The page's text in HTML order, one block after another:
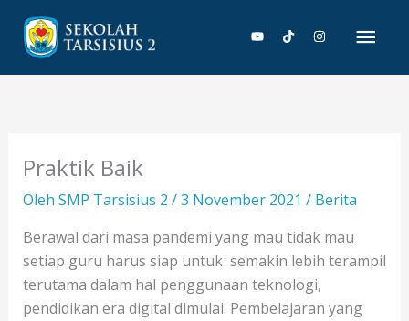
konten
Praktik Baik
Oleh SMP Tarsisius 2 /3 November 2021 / Berita
Berawal dari masa pandemi yang mau tidak mau
setiap guru harus siap untuk semakin lebih terampil
terutama dalam hal penggunaan teknologi,
pendidikan era digital dimulai. Pembelajaran yang